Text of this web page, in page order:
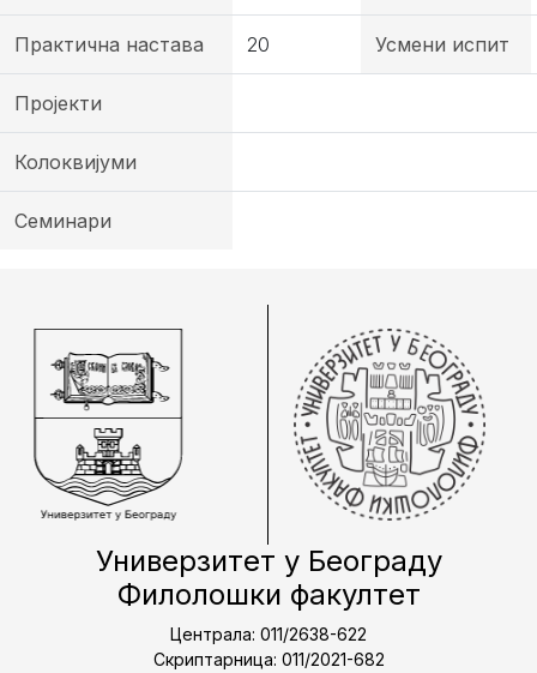
Практична настава 20 Усмени испит
Пројекти
Колоквијуми
Семинари
Универзитет у Београду
Филолошки факултет
Централа: 011/2638-622
Скриптарница: 011/2021-682